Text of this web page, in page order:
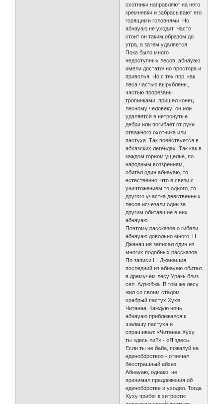
охотники направляют на него
кремневки и забрасывают его
горящими головнями. Но
абнауаю не уходит. Часто
стоит он таким образом до
утра, а затем удаляется.
Пока было много
недоступных лесов, абнауаю
имели достаточно простора и
приволья. Но с тех пор, как
леса частью вырублены,
частью прорезаны
тропинками, пришел конец
лесному человеку: он или
удаляется в нетронутые
дебри или погибает от руки
отважного охотника или
пастуха. Так повествуется в
абхазских легендах. Так как в
каждом горном ущелье, по
народным воззрениям,
обитал один абнауаю, то,
естественно, что в связи с
уничтожением то одного, то
другого участка девственных
лесов исчезали один за
другим обитавшие в них
абнауаю.
Поэтому рассказов о гибели
абнауаю довольно много. Н.
Джанашия записал один из
многих подобных рассказов.
По записи Н. Джанашия,
последний из абнауаю обитал
в дремучем лесу Уракь близ
сел. Адзюбжа. В том же лесу
жил со своим стадом
храбрый пастух Хухв
Читанаа. Каждую ночь
абнауаю приближался к
шалашу пастуха и
спрашивал: «Читанаа Хуху,
ты здесь ли?» - «Я здесь.
Если ты не баба, пожалуй на
единоборство» - отвечал
бесстрашный абхаз.
Абнауаю, однако, не
принимал предложения об
единоборстве и уходил. Тогда
Хуху прибег к хитрости: